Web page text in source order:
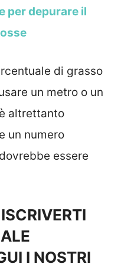
per depurare il
di grasso
un metro o un
altrettanto
un numero
essere
I NOSTRI